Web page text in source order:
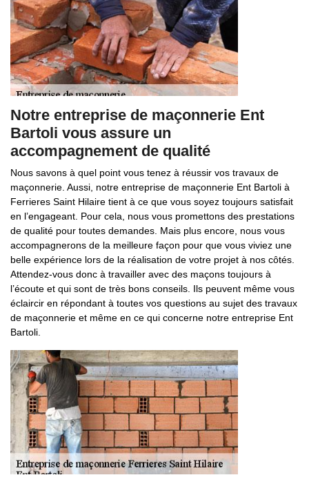
Notre entreprise de maçonnerie Ent
Bartoli vous assure un
accompagnement de qualité
Nous savons à quel point vous tenez à réussir vos travaux de
maçonnerie. Aussi, notre entreprise de maçonnerie Ent Bartoli à
Ferrieres Saint Hilaire tient à ce que vous soyez toujours satisfait
en l’engageant. Pour cela, nous vous promettons des prestations
de qualité pour toutes demandes. Mais plus encore, nous vous
accompagnerons de la meilleure façon pour que vous viviez une
belle expérience lors de la réalisation de votre projet à nos côtés.
Attendez-vous donc à travailler avec des maçons toujours à
l’écoute et qui sont de très bons conseils. Ils peuvent même vous
éclaircir en répondant à toutes vos questions au sujet des travaux
de maçonnerie et même en ce qui concerne notre entreprise Ent
Bartoli.